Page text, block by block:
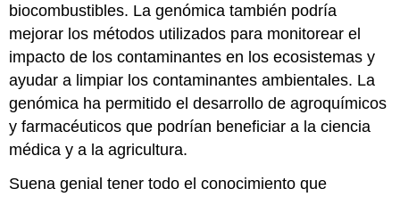
biocombustibles. La genómica también podría
mejorar los métodos utilizados para monitorear el
impacto de los contaminantes en los ecosistemas y
ayudar a limpiar los contaminantes ambientales. La
genómica ha permitido el desarrollo de agroquímicos
y farmacéuticos que podrían beneficiar a la ciencia
médica y a la agricultura.
Suena genial tener todo el conocimiento que